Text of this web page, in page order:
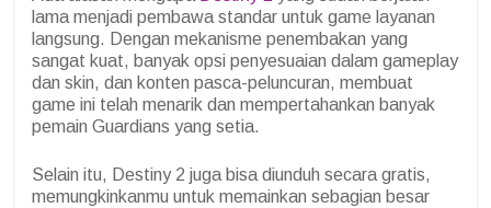
lama menjadi pembawa standar untuk game layanan
langsung. Dengan mekanisme penembakan yang
sangat kuat, banyak opsi penyesuaian dalam gameplay
dan skin, dan konten pasca-peluncuran, membuat
game ini telah menarik dan mempertahankan banyak
pemain Guardians yang setia.
Selain itu, Destiny 2 juga bisa diunduh secara gratis,
memungkinkanmu untuk memainkan sebagian besar